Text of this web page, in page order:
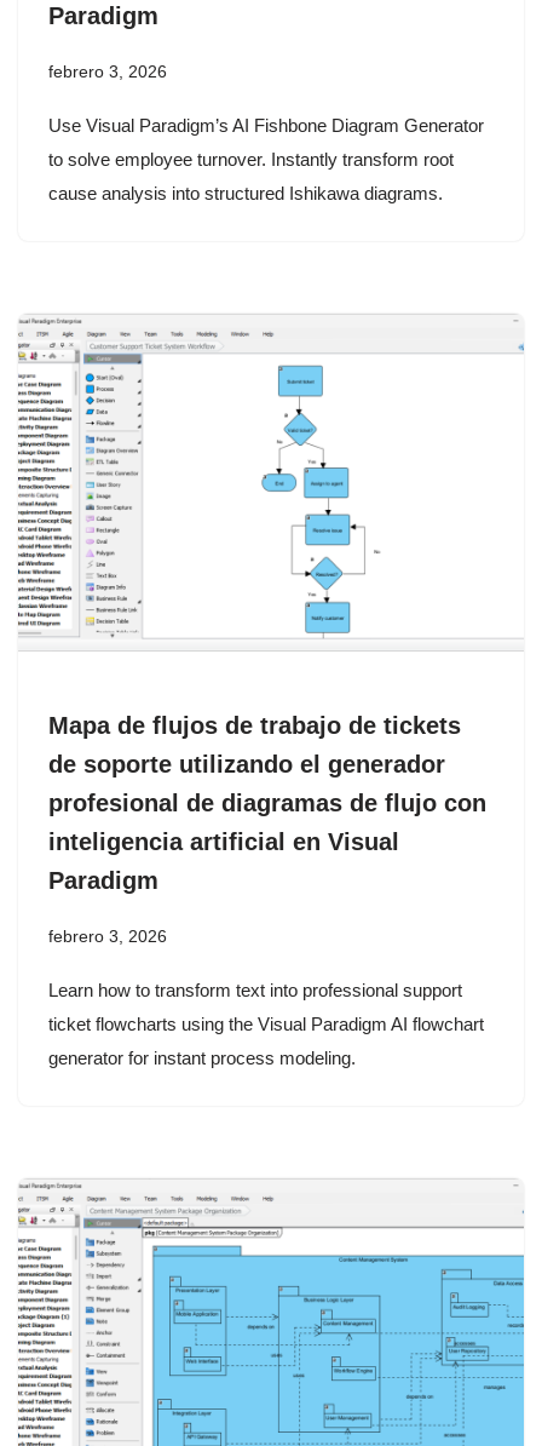
Paradigm
febrero 3, 2026
Use Visual Paradigm’s AI Fishbone Diagram Generator
to solve employee turnover. Instantly transform root
cause analysis into structured Ishikawa diagrams.
Mapa de flujos de trabajo de tickets
de soporte utilizando el generador
profesional de diagramas de flujo con
inteligencia artificial en Visual
Paradigm
febrero 3, 2026
Learn how to transform text into professional support
ticket flowcharts using the Visual Paradigm AI flowchart
generator for instant process modeling.